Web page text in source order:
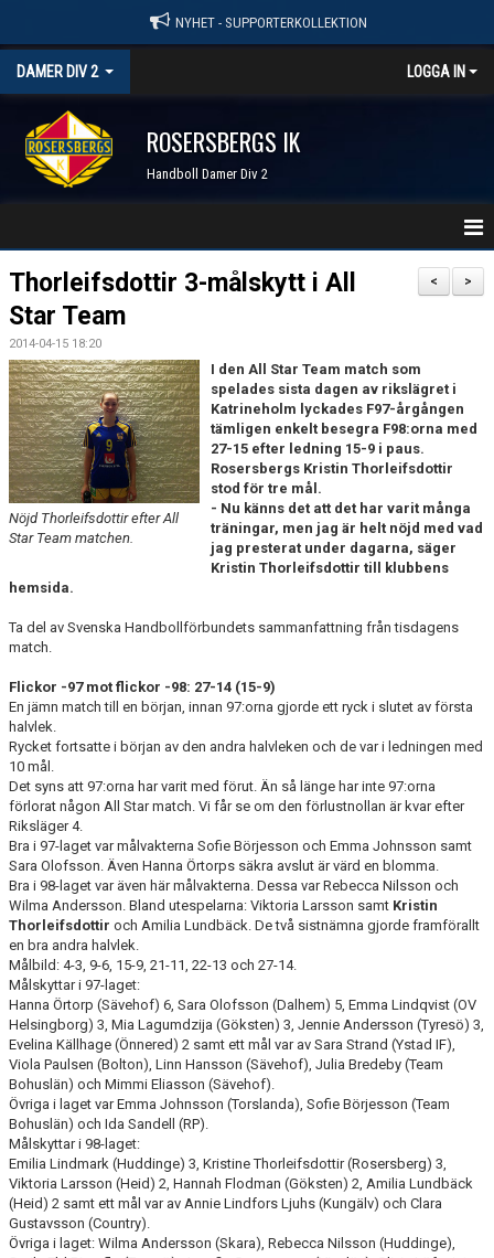
NYHET - SUPPORTERKOLLEKTION
DAMER DIV 2 LOGGA IN
ROSERSBERGS IK
Handboll Damer Div 2
STARTSIDA
NYHETER
KALENDER
TRUPPEN
SERIER & RESULTAT
KONTAKT
MATCHER
>
<
Thorleifsdottir 3-målskytt i All
Star Team
2014-04-15 18:20
Nöjd Thorleifsdottir efter All
Star Team matchen.
I den All Star Team match som
spelades sista dagen av rikslägret i
Katrineholm lyckades F97-årgången
tämligen enkelt besegra F98:orna med
27-15 efter ledning 15-9 i paus.
Rosersbergs Kristin Thorleifsdottir
stod för tre mål.
- Nu känns det att det har varit många
träningar, men jag är helt nöjd med vad
jag presterat under dagarna, säger
Kristin Thorleifsdottir till klubbens
hemsida.
Ta del av Svenska Handbollförbundets sammanfattning från tisdagens
match.
Flickor -97 mot flickor -98: 27-14 (15-9)
En jämn match till en början, innan 97:orna gjorde ett ryck i slutet av första
halvlek.
Rycket fortsatte i början av den andra halvleken och de var i ledningen med
10 mål.
Det syns att 97:orna har varit med förut. Än så länge har inte 97:orna
förlorat någon All Star match. Vi får se om den förlustnollan är kvar efter
Riksläger 4.
Bra i 97-laget var målvakterna Sofie Börjesson och Emma Johnsson samt
Sara Olofsson. Även Hanna Örtorps säkra avslut är värd en blomma.
Bra i 98-laget var även här målvakterna. Dessa var Rebecca Nilsson och
Wilma Andersson. Bland utespelarna: Viktoria Larsson samt Kristin
Thorleifsdottir och Amilia Lundbäck. De två sistnämna gjorde framförallt
en bra andra halvlek.
Målbild: 4-3, 9-6, 15-9, 21-11, 22-13 och 27-14.
Målskyttar i 97-laget:
Hanna Örtorp (Sävehof) 6, Sara Olofsson (Dalhem) 5, Emma Lindqvist (OV
Helsingborg) 3, Mia Lagumdzija (Göksten) 3, Jennie Andersson (Tyresö) 3,
Evelina Källhage (Önnered) 2 samt ett mål var av Sara Strand (Ystad IF),
Viola Paulsen (Bolton), Linn Hansson (Sävehof), Julia Bredeby (Team
Bohuslän) och Mimmi Eliasson (Sävehof).
Övriga i laget var Emma Johnsson (Torslanda), Sofie Börjesson (Team
Bohuslän) och Ida Sandell (RP).
Målskyttar i 98-laget:
Emilia Lindmark (Huddinge) 3, Kristine Thorleifsdottir (Rosersberg) 3,
Viktoria Larsson (Heid) 2, Hannah Flodman (Göksten) 2, Amilia Lundbäck
(Heid) 2 samt ett mål var av Annie Lindfors Ljuhs (Kungälv) och Clara
Gustavsson (Country).
Övriga i laget: Wilma Andersson (Skara), Rebecca Nilsson (Huddinge),